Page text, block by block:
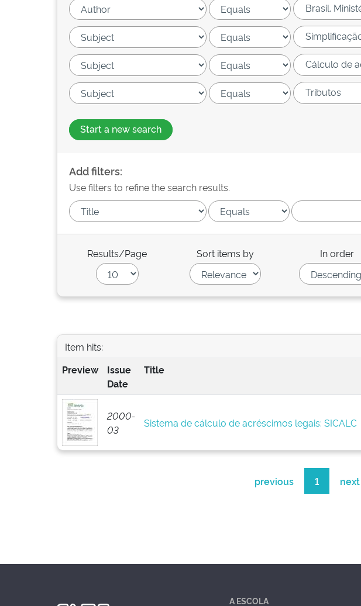
Start a new search
Add filters:
Use filters to refine the search results.
Results/Page Sort items by In order
Item hits:
Preview
Issue
Date
Title
2000-
03
Sistema de cálculo de acréscimos legais: SICALC
previous 1 next
A ESCOLA